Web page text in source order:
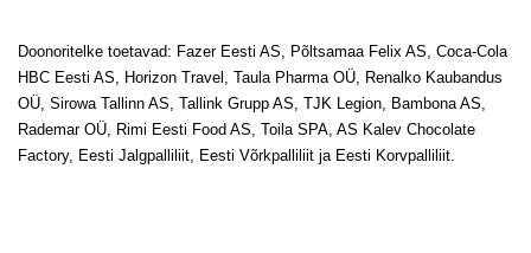
Doonoritelke toetavad: Fazer Eesti AS, Põltsamaa Felix AS, Coca-Cola
HBC Eesti AS, Horizon Travel, Taula Pharma OÜ, Renalko Kaubandus
OÜ, Sirowa Tallinn AS, Tallink Grupp AS, TJK Legion, Bambona AS,
Rademar OÜ, Rimi Eesti Food AS, Toila SPA, AS Kalev Chocolate
Factory, Eesti Jalgpalliliit, Eesti Võrkpalliliit ja Eesti Korvpalliliit.